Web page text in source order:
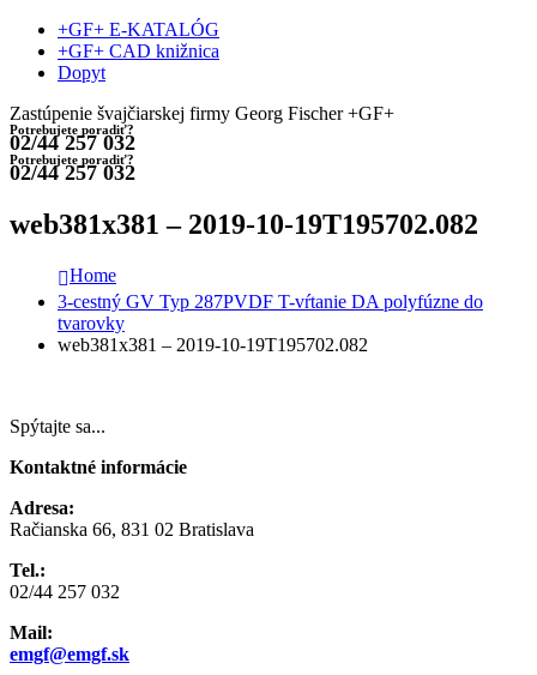
+GF+ E-KATALÓG
+GF+ CAD knižnica
Dopyt
Zastúpenie švajčiarskej firmy Georg Fischer +GF+
Potrebujete poradiť?
02/44 257 032
Potrebujete poradiť?
02/44 257 032
web381x381 – 2019-10-19T195702.082
Home
3-cestný GV Typ 287PVDF T-vŕtanie DA polyfúzne do
tvarovky
web381x381 – 2019-10-19T195702.082
Spýtajte sa...
Kontaktné informácie
Adresa:
Račianska 66, 831 02 Bratislava
Tel.:
02/44 257 032
Mail:
emgf@emgf.sk